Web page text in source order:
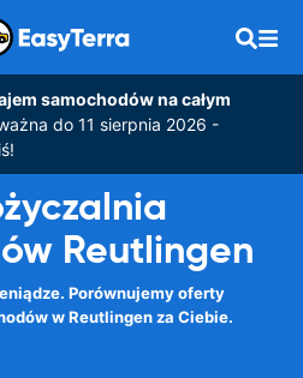
samochodów na całym
do 11 sierpnia 2026 -
Reutlingen
Porównujemy oferty
w Reutlingen za Ciebie.